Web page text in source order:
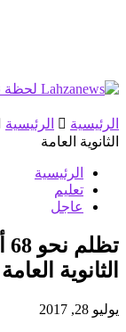
الرئيسية الرئيسية
الثانوية العامة
الرئيسية
تعليم
عاجل
الثانوية العامة
يوليو 28, 2017